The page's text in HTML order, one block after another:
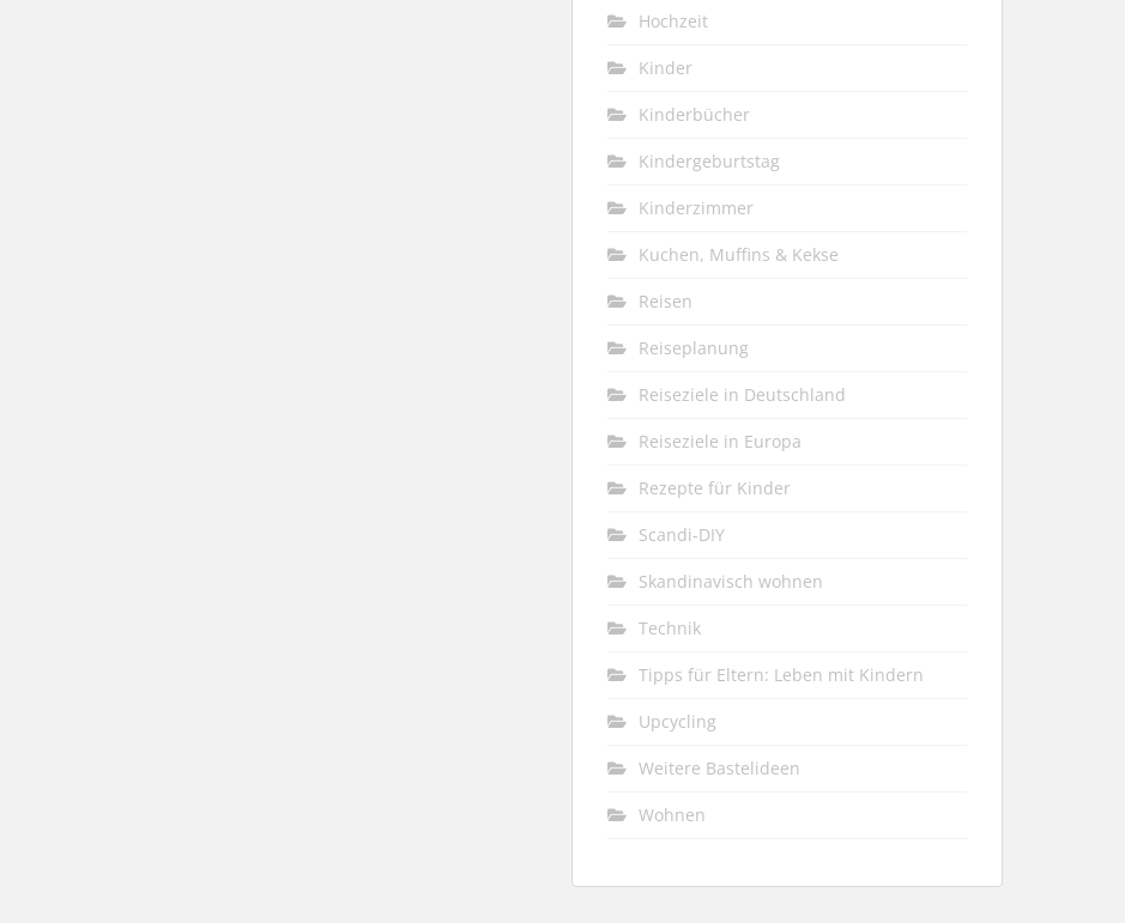
Hochzeit
Kinder
Kinderbücher
Kindergeburtstag
Kinderzimmer
Kuchen, Muffins & Kekse
Reisen
Reiseplanung
Reiseziele in Deutschland
Reiseziele in Europa
Rezepte für Kinder
Scandi-DIY
Skandinavisch wohnen
Technik
Tipps für Eltern: Leben mit Kindern
Upcycling
Weitere Bastelideen
Wohnen